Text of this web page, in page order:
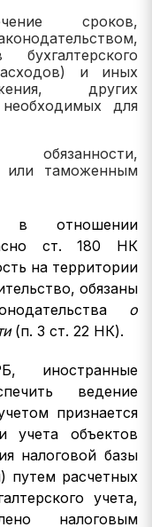
сроков,
и иных
других
для
или таможенным
в отношении
ст. 180 НК
на территории
обязаны
о
(п. 3 ст. 22 НК).
иностранные
ведение
признается
учета объектов
налоговой базы
путем расчетных
учета,
налоговым